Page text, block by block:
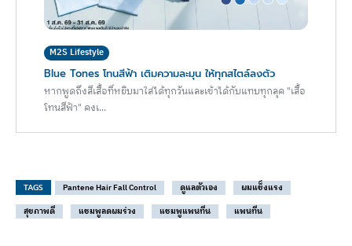
M2S Lifestyle
Blue Tones โทนสีฟ้า เติมความละมุน ให้ทุกสไตล์ลงตัว
หากพูดถึงสีเสื้อที่หยิบมาใส่ได้ทุกวันและเข้าได้กับแทบทุกลุค "เสื้อ
โทนสีฟ้า" คงเ...
TAGS Pantene Hair Fall Control ดูแลตัวเอง
ผมแข็งแรง
สุขภาพดี
แชมพูลดผมร่วง แชมพูแพนทีน แพนทีน